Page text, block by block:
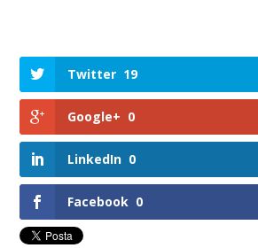
Twitter 19
Google+ 0
LinkedIn 0
Facebook 0